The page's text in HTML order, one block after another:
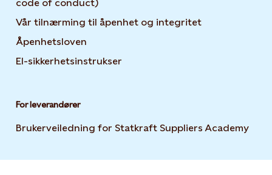
code of conduct)
Vår tilnærming til åpenhet og integritet
Åpenhetsloven
El-sikkerhetsinstrukser
For leverandører
Brukerveiledning for Statkraft Suppliers Academy